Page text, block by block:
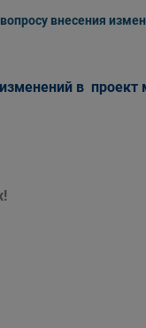
внесения
в